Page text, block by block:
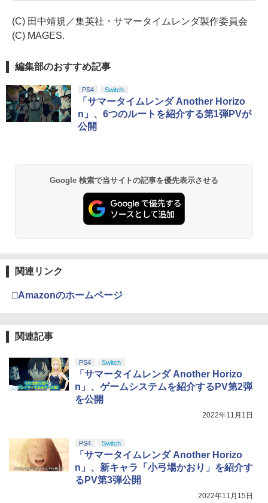
(C) 田中靖規／集英社・サマータイムレンダ製作委員会
(C) MAGES.
編集部のおすすめ記事
PS4 Switch
「サマータイムレンダ Another Horizo
n」、6つのルートを紹介する第1弾PVが
公開
Google 検索で当サイトの記事を優先表示させる
関連リンク
□Amazonのホームページ
関連記事
PS4 Switch
「サマータイムレンダ Another Horizo
n」、ゲームシステムを紹介するPV第2弾
を公開
2022年11月1日
PS4 Switch
「サマータイムレンダ Another Horizo
n」、新キャラ「小弓場かおり」を紹介す
るPV第3弾公開
2022年11月15日